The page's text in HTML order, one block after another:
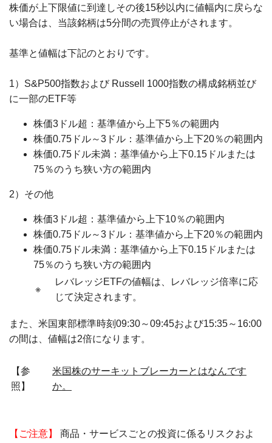
株価が上下限値に到達しその後15秒以内に値幅内に戻らな
い場合は、当該銘柄は5分間の売買停止がされます。
基準と値幅は下記のとおりです。
1）S&P500指数および Russell 1000指数の構成銘柄並び
に一部のETF等
株価3ドル超：基準値から上下5％の範囲内
株価0.75ドル～3ドル：基準値から上下20％の範囲内
株価0.75ドル未満：基準値から上下0.15ドルまたは
75％のうち狭い方の範囲内
2）その他
株価3ドル超：基準値から上下10％の範囲内
株価0.75ドル～3ドル：基準値から上下20％の範囲内
株価0.75ドル未満：基準値から上下0.15ドルまたは
75％のうち狭い方の範囲内
※
レバレッジETFの値幅は、レバレッジ倍率に応
じて決定されます。
また、米国東部標準時刻09:30～09:45および15:35～16:00
の間は、値幅は2倍になります。
【参
照】
米国株のサーキットブレーカーとはなんです
か。
【ご注意】
商品・サービスごとの投資に係るリスクおよ